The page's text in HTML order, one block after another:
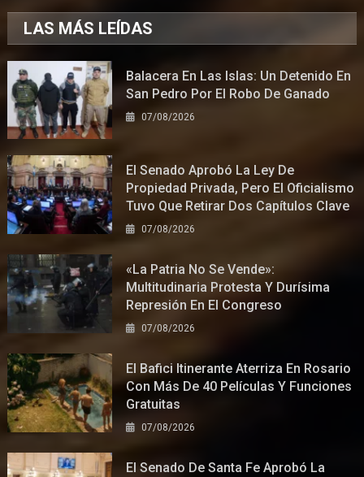
LAS MÁS LEÍDAS
Balacera En Las Islas: Un Detenido En
San Pedro Por El Robo De Ganado
07/08/2026
El Senado Aprobó La Ley De
Propiedad Privada, Pero El Oficialismo
Tuvo Que Retirar Dos Capítulos Clave
07/08/2026
«La Patria No Se Vende»:
Multitudinaria Protesta Y Durísima
Represión En El Congreso
07/08/2026
El Bafici Itinerante Aterriza En Rosario
Con Más De 40 Películas Y Funciones
Gratuitas
07/08/2026
El Senado De Santa Fe Aprobó La